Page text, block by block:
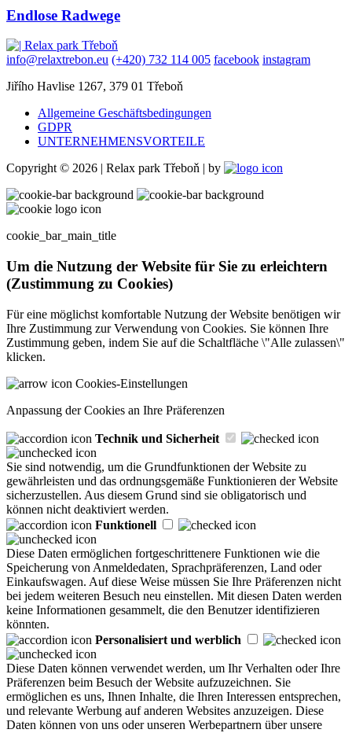
Endlose Radwege
info@relaxtrebon.eu (+420) 732 114 005 facebook instagram
Jiřího Havlise 1267, 379 01 Třeboň
Allgemeine Geschäftsbedingungen
GDPR
UNTERNEHMENSVORTEILE
Copyright © 2026 | Relax park Třeboň | by
cookie_bar_main_title
Um die Nutzung der Website für Sie zu erleichtern
(Zustimmung zu Cookies)
Für eine möglichst komfortable Nutzung der Website benötigen wir
Ihre Zustimmung zur Verwendung von Cookies. Sie können Ihre
Zustimmung geben, indem Sie auf die Schaltfläche \"Alle zulassen\"
klicken.
Cookies-Einstellungen
Anpassung der Cookies an Ihre Präferenzen
Technik und Sicherheit
Sie sind notwendig, um die Grundfunktionen der Website zu
gewährleisten und das ordnungsgemäße Funktionieren der Website
sicherzustellen. Aus diesem Grund sind sie obligatorisch und
können nicht deaktiviert werden.
Funktionell
Diese Daten ermöglichen fortgeschrittenere Funktionen wie die
Speicherung von Anmeldedaten, Sprachpräferenzen, Land oder
Einkaufswagen. Auf diese Weise müssen Sie Ihre Präferenzen nicht
bei jedem weiteren Besuch neu einstellen. Mit diesen Daten werden
keine Informationen gesammelt, die den Benutzer identifizieren
könnten.
Personalisiert und werblich
Diese Daten können verwendet werden, um Ihr Verhalten oder Ihre
Präferenzen beim Besuch der Website aufzuzeichnen. Sie
ermöglichen es uns, Ihnen Inhalte, die Ihren Interessen entsprechen,
und relevante Werbung auf anderen Websites anzuzeigen. Diese
Daten können von uns oder unseren Werbepartnern über unsere